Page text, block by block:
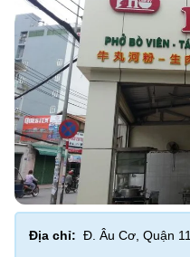
Địa chỉ: Đ. Âu Cơ, Quận 11